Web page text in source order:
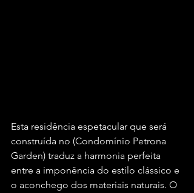
Esta residência espetacular que será
construída no (Condomínio Petrona
Garden) traduz a harmonia perfeita
entre a imponência do estilo clássico e
o aconchego dos materiais naturais. O